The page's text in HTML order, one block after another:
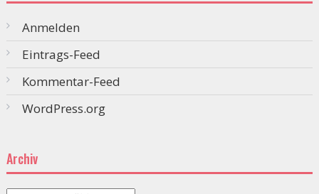
Anmelden
Eintrags-Feed
Kommentar-Feed
WordPress.org
Archiv